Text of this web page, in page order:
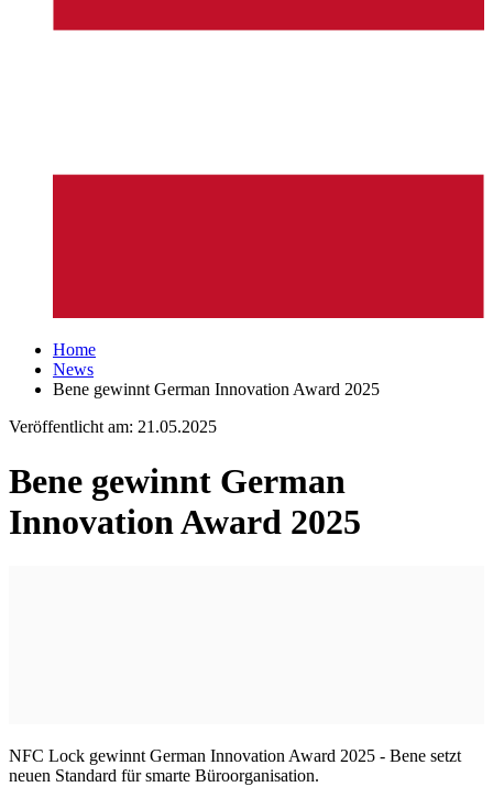
Home
News
Bene gewinnt German Innovation Award 2025
Veröffentlicht am: 21.05.2025
Bene gewinnt German
Innovation Award 2025
NFC Lock gewinnt German Innovation Award 2025 - Bene setzt
neuen Standard für smarte Büroorganisation.